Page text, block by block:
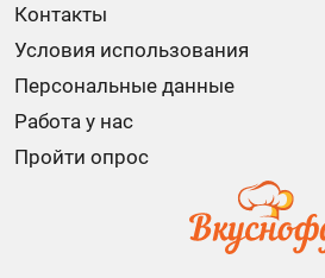
Контакты
Условия использования
Персональные данные
Работа у нас
Пройти опрос